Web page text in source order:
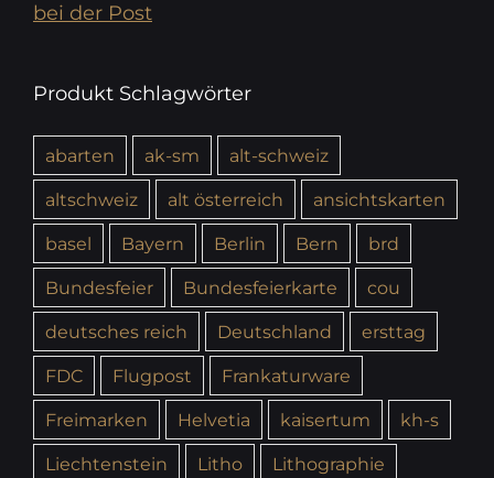
bei der Post
Produkt Schlagwörter
abarten ak-sm
alt-schweiz
altschweiz
alt österreich
ansichtskarten
basel
Bayern Berlin Bern
brd
Bundesfeier
Bundesfeierkarte
cou
deutsches reich
Deutschland
ersttag
FDC
Flugpost
Frankaturware
Freimarken
Helvetia kaisertum
kh-s
Liechtenstein
Litho
Lithographie